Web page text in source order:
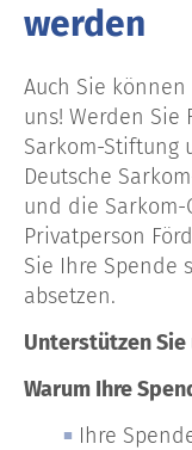
werden
Auch Sie
uns! Werden Sie
Sarkom-Stiftung
Deutsche
und die Sarkom-
Privatperson
Sie Ihre Spende
absetzen.
Unterstützen
Warum Ihre
Ihre